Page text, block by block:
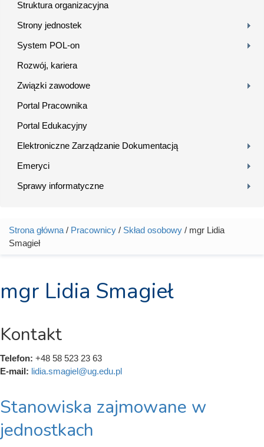
Struktura organizacyjna
Strony jednostek
System POL-on
Rozwój, kariera
Związki zawodowe
Portal Pracownika
Portal Edukacyjny
Elektroniczne Zarządzanie Dokumentacją
Emeryci
Sprawy informatyczne
Jesteś tutaj
Strona główna / Pracownicy / Skład osobowy / mgr Lidia
Smagieł
mgr Lidia Smagieł
Kontakt
Telefon: +48 58 523 23 63
E-mail: lidia.smagiel@ug.edu.pl
Stanowiska zajmowane w
jednostkach